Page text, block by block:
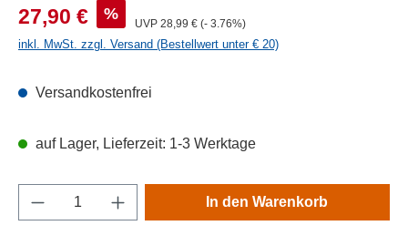
Verkaufspreis:
27,90 € %
UVP Regulärer Preis:
28,99 € (- 3.76%)
inkl. MwSt. zzgl. Versand (Bestellwert unter € 20)
Versandkostenfrei
auf Lager, Lieferzeit: 1-3 Werktage
Produkt Anzahl: Gib den gewünschten
In den Warenkorb